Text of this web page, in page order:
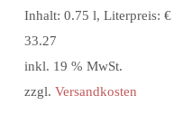
Inhalt: 0.75 l, Literpreis: €
33.27
inkl. 19 % MwSt.
zzgl. Versandkosten